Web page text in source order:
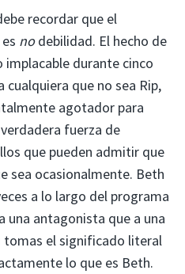
recordar que el
nodebilidad. El hecho de
durante cinco
que no sea Rip,
agotador para
fuerza de
que pueden admitir que
sea ocasionalmente. Beth
a lo largo del programa
una antagonista que a una
tomas el significado literal
lo que es Beth.